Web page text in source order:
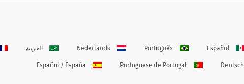
Español
Português
Nederlands العربية
Deutsch
Portuguese de Portugal
Español / España